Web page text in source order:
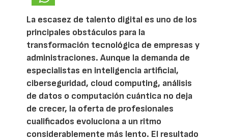
La escasez de talento digital es uno de los
principales obstáculos para la
transformación tecnológica de empresas y
administraciones. Aunque la demanda de
especialistas en inteligencia artificial,
ciberseguridad, cloud computing, análisis
de datos o computación cuántica no deja
de crecer, la oferta de profesionales
cualificados evoluciona a un ritmo
considerablemente más lento. El resultado